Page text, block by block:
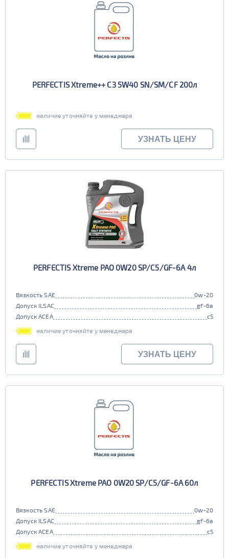
PERFECTIS Xtreme++ C3 5W40 SN/SM/CF 200л
наличие уточняйте у менеджера
УЗНАТЬ ЦЕНУ
PERFECTIS Xtreme PAO 0W20 SP/C5/GF-6A 4л
Вязкость SAE
0w-20
Допуск ILSAC
gf-6a
Допуск ACEA
c5
наличие уточняйте у менеджера
УЗНАТЬ ЦЕНУ
PERFECTIS Xtreme PAO 0W20 SP/C5/GF-6A 60л
Вязкость SAE
0w-20
Допуск ILSAC
gf-6a
Допуск ACEA
c5
наличие уточняйте у менеджера